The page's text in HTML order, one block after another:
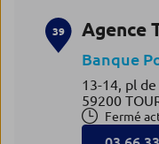
39 Agence
Banque
13-14, pl
59200
Fermé